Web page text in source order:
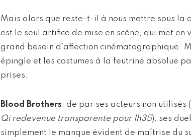
Mais alors que reste-t-il à nous mettre sous la
est le seul artifice de mise en scène, qui met en
grand besoin d’affection cinématographique.
épingle et les costumes à la feutrine absolue
prises.
Blood Brothers, de par ses acteurs non utilisés (
Qi redevenue transparente pour 1h35), ses
simplement le manque évident de maîtrise du